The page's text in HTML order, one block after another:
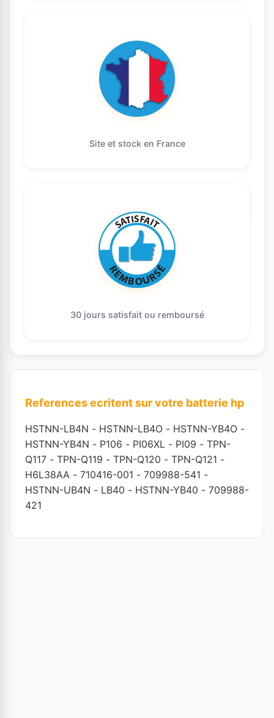
Site et stock en France
30 jours satisfait ou remboursé
References ecritent sur votre batterie hp
HSTNN-LB4N - HSTNN-LB4O - HSTNN-YB4O -
HSTNN-YB4N - P106 - PI06XL - PI09 - TPN-
Q117 - TPN-Q119 - TPN-Q120 - TPN-Q121 -
H6L38AA - 710416-001 - 709988-541 -
HSTNN-UB4N - LB40 - HSTNN-YB40 - 709988-
421